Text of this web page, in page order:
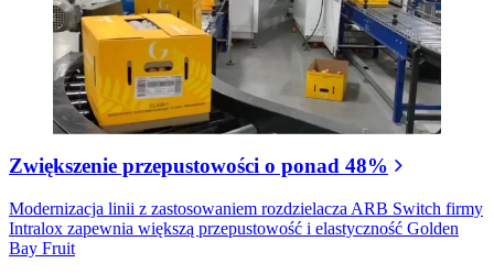
Zwiększenie przepustowości o ponad 48%
Modernizacja linii z zastosowaniem rozdzielacza ARB Switch firmy
Intralox zapewnia większą przepustowość i elastyczność Golden
Bay Fruit